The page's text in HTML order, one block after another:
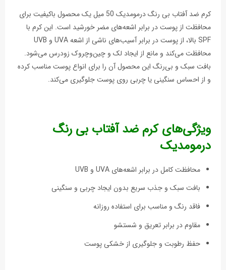
کرم ضد آفتاب بی رنگ درمومدیک 50 میل یک محصول باکیفیت برای
محافظت از پوست در برابر اشعه‌های مضر خورشید است. این کرم با
SPF بالا، از پوست در برابر آسیب‌های ناشی از اشعه UVA و UVB
محافظت می‌کند و مانع از ایجاد لک و چین‌وچروک زودرس می‌شود.
بافت سبک و بی‌رنگ این محصول آن را برای انواع پوست مناسب کرده
و از احساس سنگینی یا چربی روی پوست جلوگیری می‌کند.
ویژگی‌های کرم ضد آفتاب بی رنگ
درمومدیک
محافظت کامل در برابر اشعه‌های UVA و UVB
بافت سبک و جذب سریع بدون ایجاد چربی و سنگینی
فاقد رنگ و مناسب برای استفاده روزانه
مقاوم در برابر تعریق و شستشو
حفظ رطوبت و جلوگیری از خشکی پوست